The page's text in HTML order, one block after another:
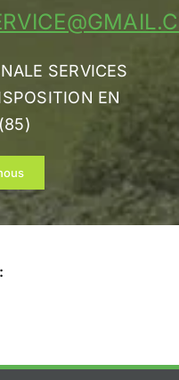
SERVICES
EN